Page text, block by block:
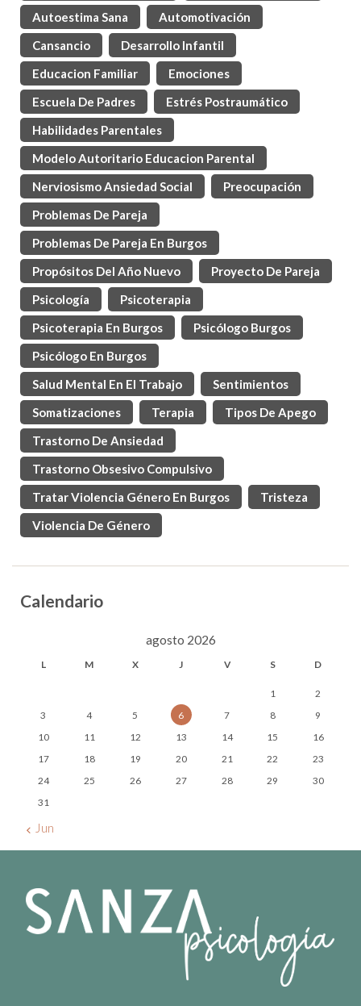
Autoestima Sana
Automotivación
Cansancio
Desarrollo Infantil
Educacion Familiar
Emociones
Escuela De Padres
Estrés Postraumático
Habilidades Parentales
Modelo Autoritario Educacion Parental
Nerviosismo Ansiedad Social
Preocupación
Problemas De Pareja
Problemas De Pareja En Burgos
Propósitos Del Año Nuevo
Proyecto De Pareja
Psicología
Psicoterapia
Psicoterapia En Burgos
Psicólogo Burgos
Psicólogo En Burgos
Salud Mental En El Trabajo
Sentimientos
Somatizaciones
Terapia
Tipos De Apego
Trastorno De Ansiedad
Trastorno Obsesivo Compulsivo
Tratar Violencia Género En Burgos
Tristeza
Violencia De Género
Calendario
agosto 2026
L M X J V S D
1
2
3
4 5 6 7 8
9
10
11 12 13 14 15
16
17
18 19 20 21 22
23
24
25 26 27 28 29
30
31
« Jun